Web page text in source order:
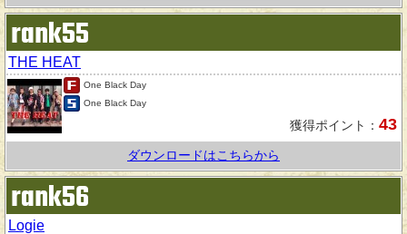
rank55
THE HEAT
One Black Day
One Black Day
獲得ポイント： 43
ダウンロードはこちらから
rank56
Logie